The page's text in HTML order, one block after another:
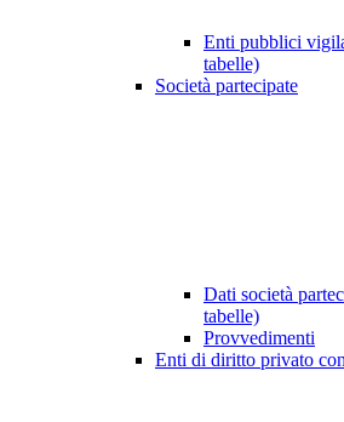
Enti pubblici
tabelle)
Società partecipate
Dati società
tabelle)
Provvedimenti
Enti di diritto privato